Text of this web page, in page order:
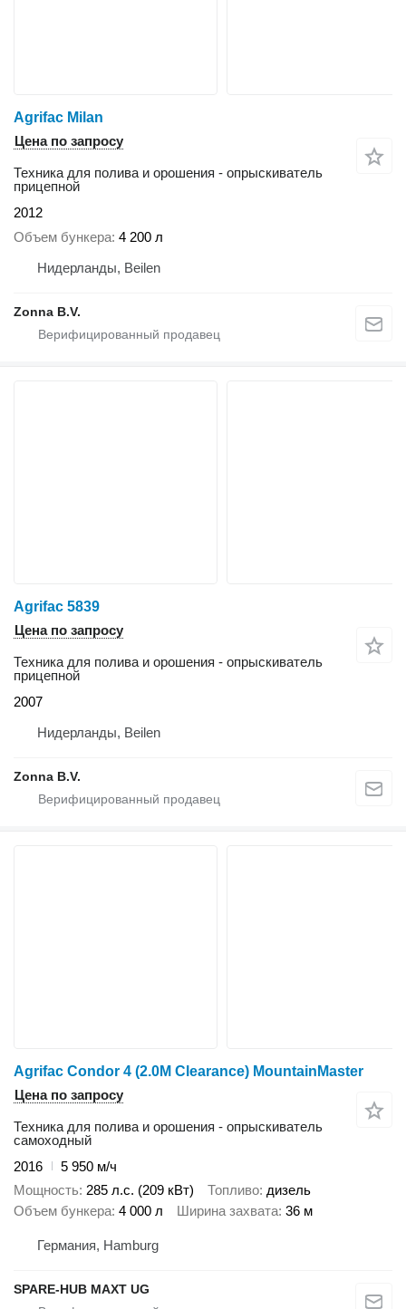
Agrifac Milan
Цена по запросу
Техника для полива и орошения - опрыскиватель
прицепной
2012
Объем бункера 4 200 л
Нидерланды, Beilen
Zonna B.V.
Agrifac 5839
Цена по запросу
Техника для полива и орошения - опрыскиватель
прицепной
2007
Нидерланды, Beilen
Zonna B.V.
Agrifac Condor 4 (2.0M Clearance) MountainMaster
Цена по запросу
Техника для полива и орошения - опрыскиватель
самоходный
2016
5 950 м/ч
Мощность 285 л.с. (209 кВт) Топливо дизель
Объем бункера 4 000 л Ширина захвата 36 м
Германия, Hamburg
SPARE-HUB MAXT UG